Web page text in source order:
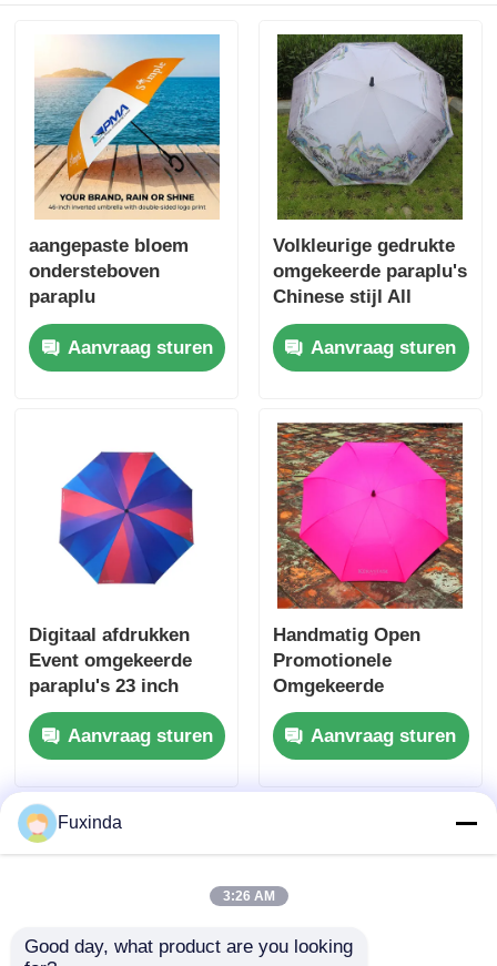
aangepaste bloem
ondersteboven
paraplu
Aanvraag sturen
Volkleurige gedrukte
omgekeerde paraplu's
Chinese stijl All
Weather Protection
Aanvraag sturen
Digitaal afdrukken
Event omgekeerde
paraplu's 23 inch
dubbele laag
omgekeerde paraplu
Aanvraag sturen
Handmatig Open
Promotionele
Omgekeerde
Paraplu's Dubbellaag
Winddicht Paraplu
Aanvraag sturen
Fuxinda
3:26 AM
Good day, what product are you looking